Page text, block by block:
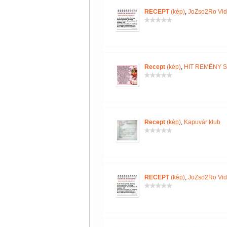
RECEPT(kép), JoZso2Ro
Recept(kép), HIT REMÉNY
Recept(kép), Kapuvár klub
RECEPT(kép), JoZso2Ro